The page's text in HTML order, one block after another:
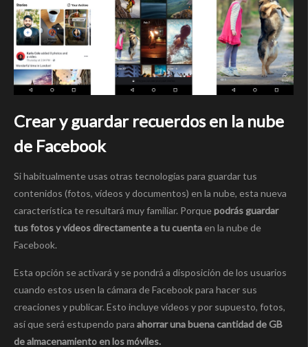
Crear y guardar recuerdos en la nube
de Facebook
Si habitualmente usas otras tecnologías para guardar tus
contenidos (fotos, vídeos y documentos) en la nube, esta nueva
característica te resultará muy familiar. Porquepodrás guardar
tus fotos y vídeos directamente a tu cuentaen la nube de
Facebook.
Esta opción se activará y se pondrá a disposición de los usuarios
cuando estos usen la cámara de Facebook para hacer sus
creaciones y publicar. Esto incluye vídeos y por supuesto, fotos,
así que será estupendo para ahorrar una buena cantidad de GB
de almacenamiento en los móviles.